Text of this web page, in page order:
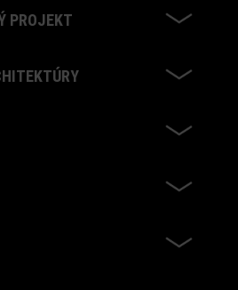
PROJEKT